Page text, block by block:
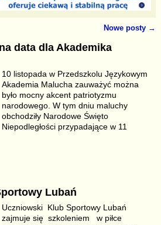
Nowe posty →
data dla Akademika
10 listopada w Przedszkolu Językowym
Akademia Malucha zauważyć można
było mocny akcent patriotyzmu
narodowego. W tym dniu maluchy
obchodziły Narodowe Święto
Niepodległości przypadające w 11
Lubań
Uczniowski Klub Sportowy Lubań
zajmuje się szkoleniem w piłce